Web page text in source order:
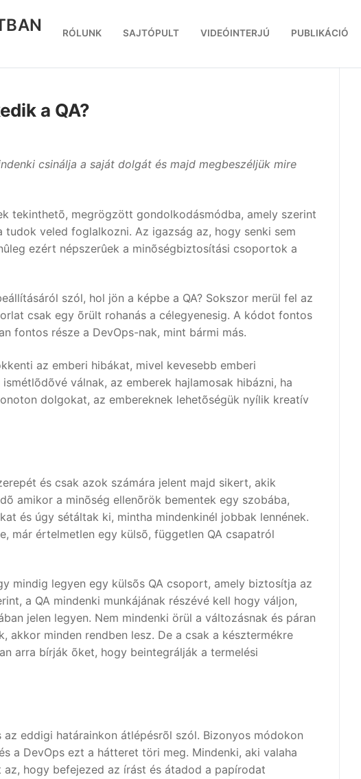
RÓLUNK SAJTÓPULT VIDEÓINTERJÚ PUBLIKÁCIÓ
a QA?
csinálja a saját dolgát és majd megbeszéljük mire
tekinthetõ, megrögzött gondolkodásmódba, amely szerint
veled foglalkozni. Az igazság az, hogy senki sem
ezért népszerûek a minõségbiztosítási csoportok a
szól, hol jön a képbe a QA? Sokszor merül fel az
csak egy õrült rohanás a célegyenesig. A kódot fontos
fontos része a DevOps-nak, mint bármi más.
az emberi hibákat, mivel kevesebb emberi
válnak, az emberek hajlamosak hibázni, ha
dolgokat, az embereknek lehetõségük nyílik kreatív
és csak azok számára jelent majd sikert, akik
amikor a minõség ellenõrök bementek egy szobába,
és úgy sétáltak ki, mintha mindenkinél jobbak lennének.
már értelmetlen egy külsõ, független QA csapatról
mindig legyen egy külsõs QA csoport, amely biztosítja az
a QA mindenki munkájának részévé kell hogy váljon,
jelen legyen. Nem mindenki örül a változásnak és páran
minden rendben lesz. De a csak a késztermékre
arra bírják õket, hogy beintegrálják a termelési
eddigi határainkon átlépésrõl szól. Bizonyos módokon
a DevOps ezt a hátteret töri meg. Mindenki, aki valaha
hogy befejezed az írást és átadod a papírodat